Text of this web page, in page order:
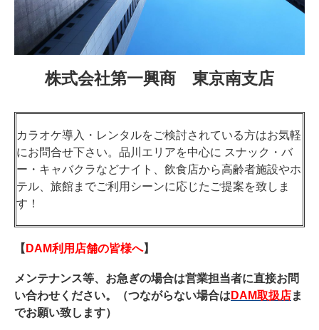
株式会社第一興商 東京南支店
カラオケ導入・レンタルをご検討されている方はお気軽
にお問合せ下さい。品川エリアを中心に スナック・バ
ー・キャバクラなどナイト、飲食店から高齢者施設やホ
テル、旅館までご利用シーンに応じたご提案を致しま
す！
【 DAM利用店舗の皆様へ】
メンテナンス等、お急ぎの場合は営業担当者に直接お問
い合わせください。（つながらない場合は DAM取扱店ま
でお願い致します）